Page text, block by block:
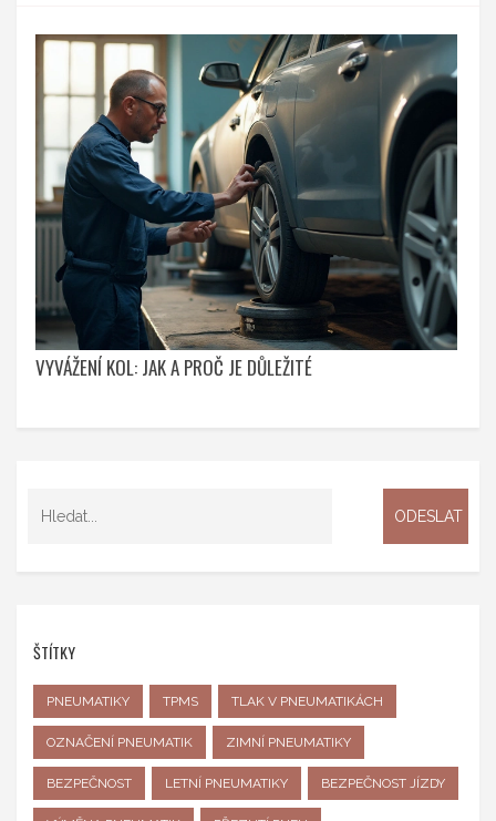
VYVÁŽENÍ KOL: JAK A PROČ JE DŮLEŽITÉ
ŠTÍTKY
PNEUMATIKY TPMS TLAK V PNEUMATIKÁCH
OZNAČENÍ PNEUMATIK ZIMNÍ PNEUMATIKY
BEZPEČNOST LETNÍ PNEUMATIKY BEZPEČNOST JÍZDY